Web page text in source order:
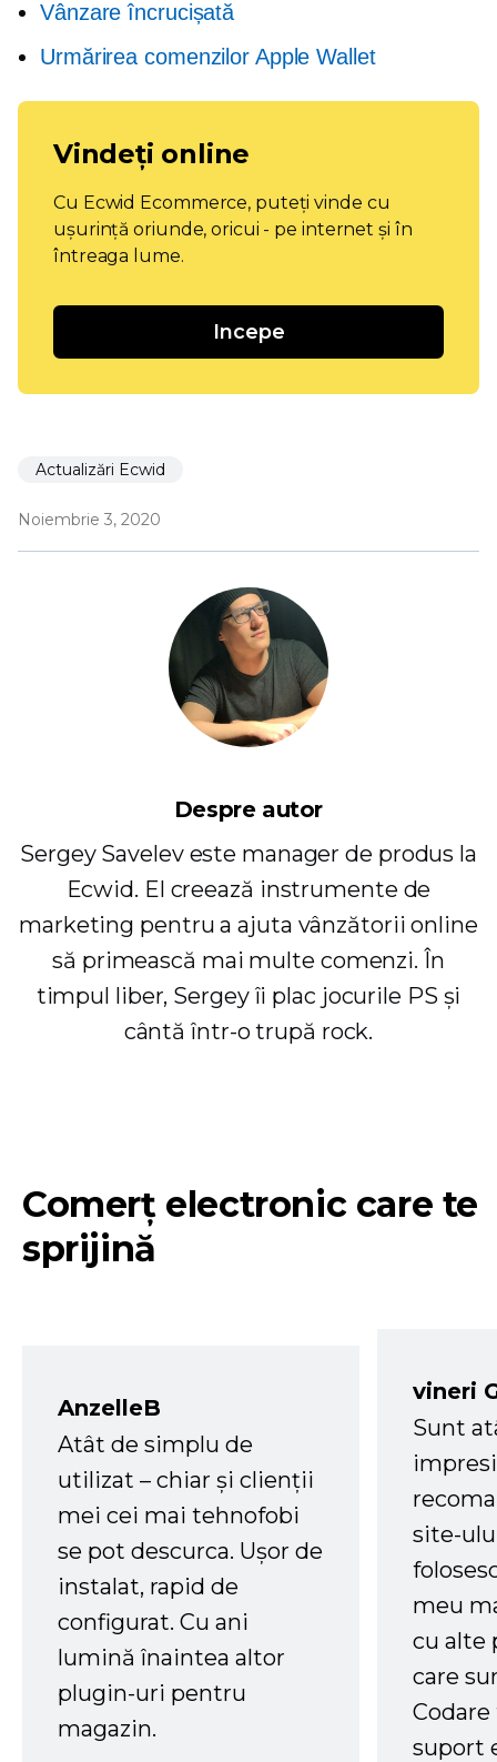
Vânzare încrucișată
Urmărirea comenzilor Apple Wallet
Vindeți online
Cu Ecwid Ecommerce, puteți vinde cu
ușurință oriunde, oricui - pe internet și în
întreaga lume.
Incepe
Actualizări Ecwid
Noiembrie 3, 2020
Despre autor
Sergey Savelev este manager de produs la
Ecwid. El creează instrumente de
marketing pentru a ajuta vânzătorii online
să primească mai multe comenzi. În
timpul liber, Sergey îi plac jocurile PS și
cântă într-o trupă rock.
Comerț electronic care te
sprijină
AnzelleB
Atât de simplu de
utilizat – chiar și clienții
mei cei mai tehnofobi
se pot descurca. Ușor de
instalat, rapid de
configurat. Cu ani
lumină înaintea altor
plugin-uri pentru
magazin.
vineri
Sunt
site-
meu
cu alte
care
suport